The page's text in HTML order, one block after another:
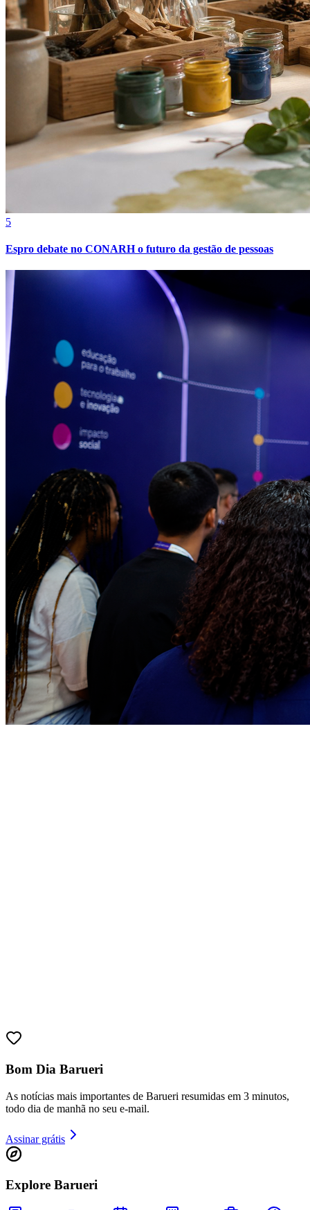
Vitória
5
Espro debate no CONARH o futuro da gestão de pessoas
Bom Dia Barueri
As notícias mais importantes de Barueri resumidas em 3 minutos,
todo dia de manhã no seu e-mail.
Assinar grátis
Explore Barueri